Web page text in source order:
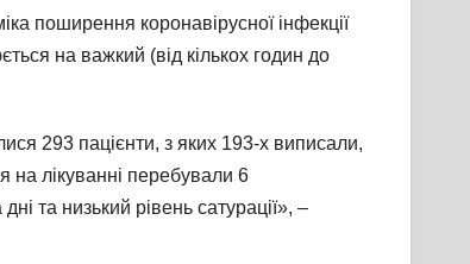
поширення коронавірусної інфекції
на важкий (від кількох годин до
293 пацієнти, з яких 193-х виписали,
на лікуванні перебували 6
та низький рівень сатурації», –